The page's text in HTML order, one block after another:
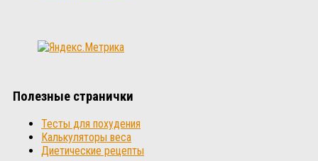
Полезные странички
Тесты для похудения
Калькуляторы веса
Диетические рецепты